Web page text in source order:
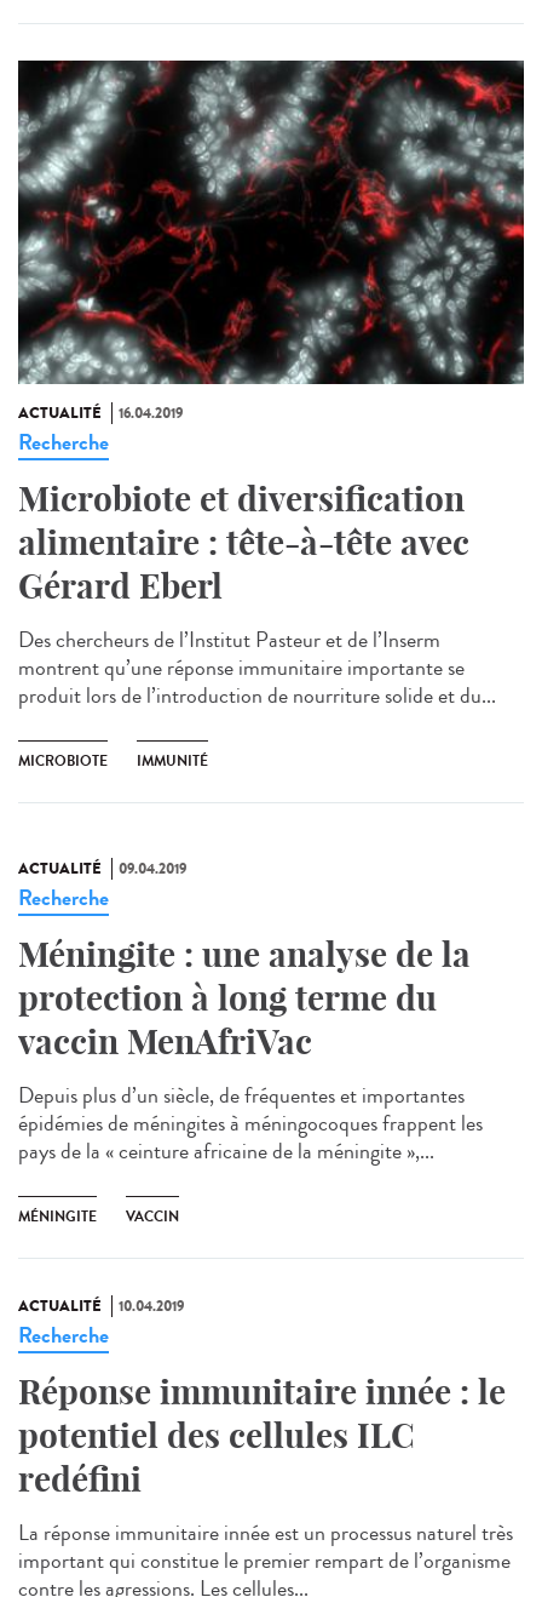
ACTUALITÉ 16.04.2019
Recherche
Microbiote et diversification
alimentaire : tête-à-tête avec
Gérard Eberl
Des chercheurs de l’Institut Pasteur et de l’Inserm
montrent qu’une réponse immunitaire importante se
produit lors de l’introduction de nourriture solide et du...
MICROBIOTE IMMUNITÉ
ACTUALITÉ 09.04.2019
Recherche
Méningite : une analyse de la
protection à long terme du
vaccin MenAfriVac
Depuis plus d’un siècle, de fréquentes et importantes
épidémies de méningites à méningocoques frappent les
pays de la « ceinture africaine de la méningite »,...
MÉNINGITE VACCIN
ACTUALITÉ 10.04.2019
Recherche
Réponse immunitaire innée : le
potentiel des cellules ILC
redéfini
La réponse immunitaire innée est un processus naturel très
important qui constitue le premier rempart de l’organisme
contre les agressions. Les cellules...